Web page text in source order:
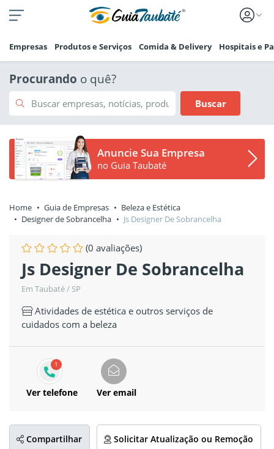
Empresas Produtos e Serviços Comida & Delivery Hospitais e
Procurando o quê?
Buscar
Anuncie Sua Empresa
no Guia Taubaté
Home Guia de Empresas
Beleza e Estética
Designer de Sobrancelha
Js Designer De Sobrancelha
(0 avaliações)
Js Designer De Sobrancelha
Em Taubaté / SP
Atividades de estética e outros serviços de
cuidados com a beleza
1
Ver telefone Ver email
Compartilhar Solicitar Atualização ou Remoção